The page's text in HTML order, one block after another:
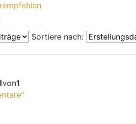
Sortiere nach:
von1